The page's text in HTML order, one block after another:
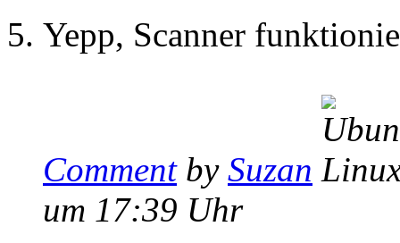
Yepp, Scanner
Commentby Suzan
um 17:39 Uhr